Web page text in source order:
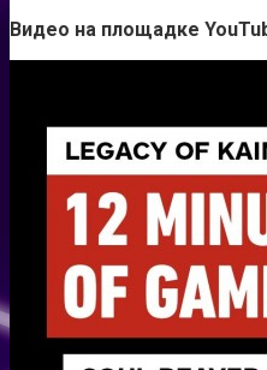
Видео на площадке